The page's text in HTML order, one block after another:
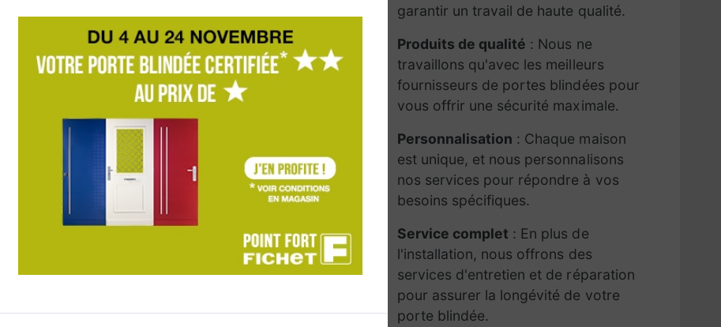
garantir un travail de haute qualité.
Produits de qualité : Nous ne
travaillons qu'avec les meilleurs
fournisseurs de portes blindées pour
vous offrir une sécurité maximale.
Personnalisation : Chaque maison
est unique, et nous personnalisons
nos services pour répondre à vos
besoins spécifiques.
Service complet : En plus de
l'installation, nous offrons des
services d'entretien et de réparation
pour assurer la longévité de votre
porte blindée.